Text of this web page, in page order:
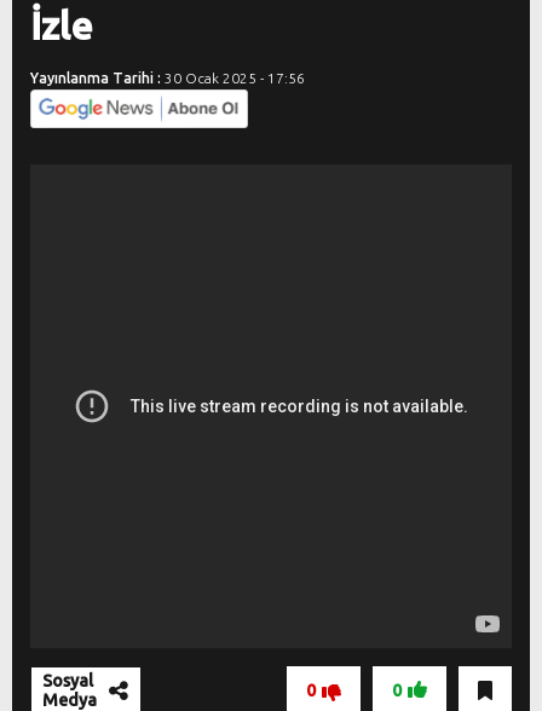
İzle
Yayınlanma Tarihi : 30 Ocak 2025 - 17:56
Sosyal
Medya
0
0